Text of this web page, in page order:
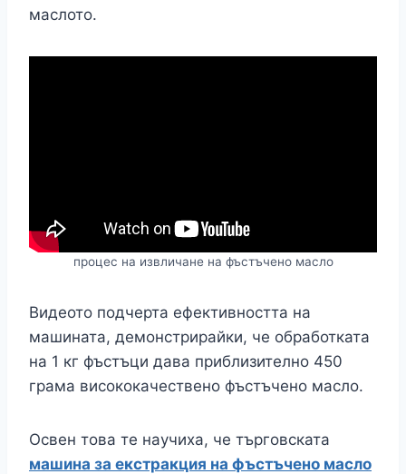
маслото.
процес на извличане на фъстъчено масло
Видеото подчерта ефективността на
машината, демонстрирайки, че обработката
на 1 кг фъстъци дава приблизително 450
грама висококачествено фъстъчено масло.
Освен това те научиха, че търговската
машина за екстракция на фъстъчено масло